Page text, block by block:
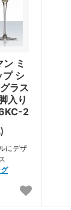
ミ
プ シ
ラス
入り
2
にデザ